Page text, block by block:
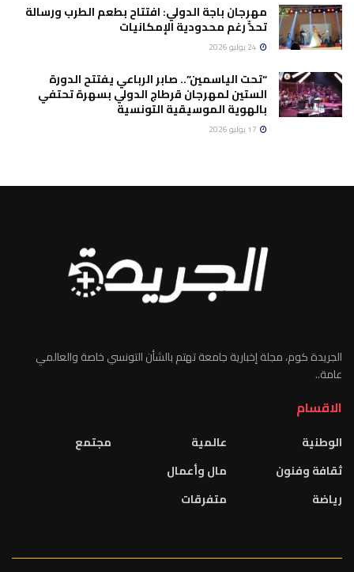
مهرجان باجة الدولي: افتتاح بطعم الطرب ورسالة
تحدٍّ رغم محدودية الإمكانيات
“تحت الياسمين”.. صابر الرباعي يفتتح الدورة
الستين لمهرجان قرطاج الدولي بسهرة تحتفي
بالهوية الموسيقية التونسية
الجريدة كوم، مجلة إخبارية جامعة تهتم بالشأن التونسي خاصة والعالمي
عامة..
الاقسام
الوطنية
ثقافة وفنون
رياضة
عالمية
مال وأعمال
متفرقات
مجتمع